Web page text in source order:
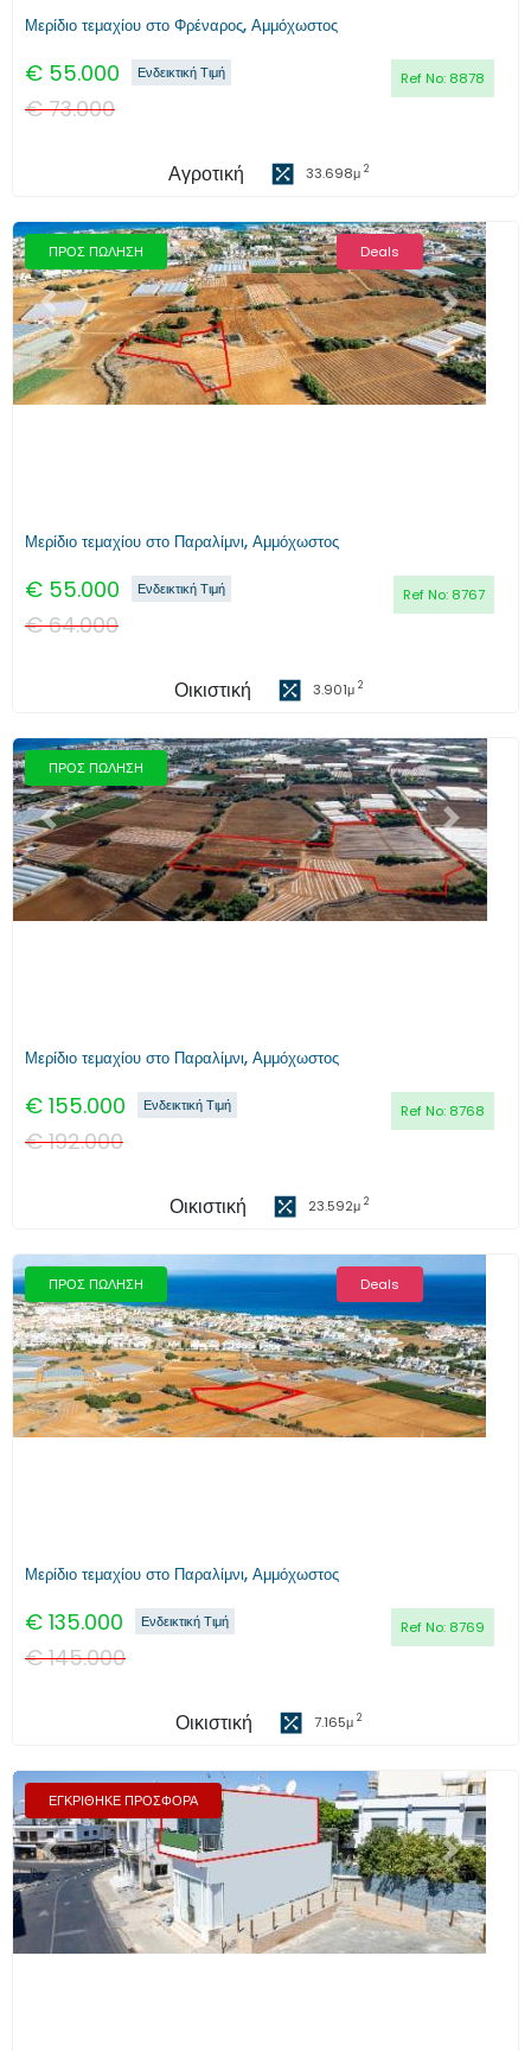
Μερίδιο τεμαχίου στο Φρέναρος, Αμμόχωστος
€ 55.000 Ref No: 8878
Ενδεικτική Τιμή
€73.000
Αγροτική 33.698μ 2
ΠΡΟΣ ΠΩΛΗΣΗ Deals
Προηγούμενο Επόμενο
Μερίδιο τεμαχίου στο Παραλίμνι, Αμμόχωστος
€ 55.000 Ref No: 8767
Ενδεικτική Τιμή
€64.000
Οικιστική 3.901μ 2
ΠΡΟΣ ΠΩΛΗΣΗ
Προηγούμενο Επόμενο
Μερίδιο τεμαχίου στο Παραλίμνι, Αμμόχωστος
€ 155.000 Ref No: 8768
Ενδεικτική Τιμή
€192.000
Οικιστική 23.592μ 2
ΠΡΟΣ ΠΩΛΗΣΗ Deals
Προηγούμενο Επόμενο
Μερίδιο τεμαχίου στο Παραλίμνι, Αμμόχωστος
€ 135.000 Ref No: 8769
Ενδεικτική Τιμή
€145.000
Οικιστική 7.165μ 2
ΕΓΚΡΙΘΗΚΕ ΠΡΟΣΦΟΡΑ
Προηγούμενο Επόμενο